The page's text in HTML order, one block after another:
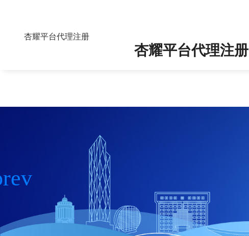
杏耀平台代理注册
杏耀平台代理注册